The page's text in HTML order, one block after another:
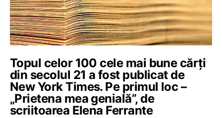
Topul celor 100 cele mai bune cărți
din secolul 21 a fost publicat de
New York Times. Pe primul loc –
„Prietena mea genială”, de
scriitoarea Elena Ferrante